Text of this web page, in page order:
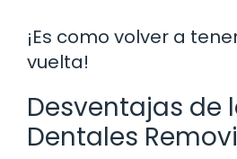
¡Es como volver a
vuelta!
Desventajas de
Dentales